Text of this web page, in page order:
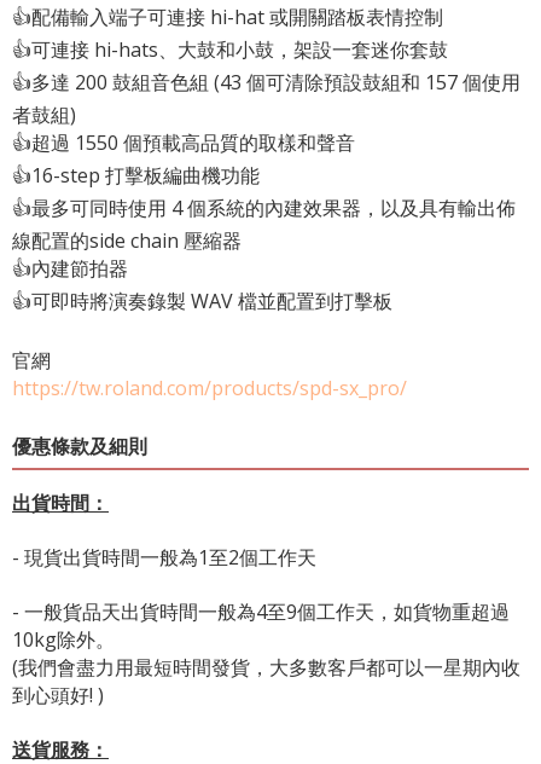
👍配備輸入端子可連接 hi-hat 或開關踏板表情控制
👍可連接 hi-hats、大鼓和小鼓，架設一套迷你套鼓
👍多達 200 鼓組音色組 (43 個可清除預設鼓組和 157 個使用
者鼓組)
👍超過 1550 個預載高品質的取樣和聲音
👍16-step 打擊板編曲機功能
👍最多可同時使用 4 個系統的內建效果器，以及具有輸出佈
線配置的side chain 壓縮器
👍內建節拍器
👍可即時將演奏錄製 WAV 檔並配置到打擊板
官網
https://tw.roland.com/products/spd-sx_pro/
優惠條款及細則
出貨時間：
- 現貨出貨時間一般為1至2個工作天
- 一般貨品天出貨時間一般為4至9個工作天，如貨物重超過
10kg除外。
(我們會盡力用最短時間發貨，大多數客戶都可以一星期內收
到心頭好! )
送貨服務：